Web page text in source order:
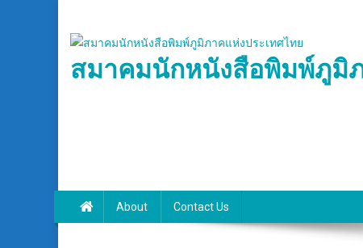
content
สมาคมนักหนังสือพิมพ์ภูมิ
About Contact Us